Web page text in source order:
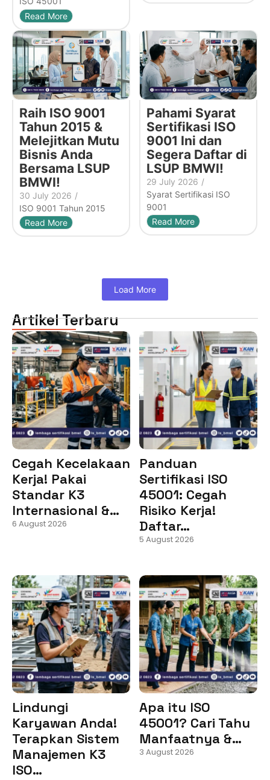
Read More
Raih ISO 9001
Tahun 2015 &
Melejitkan Mutu
Bisnis Anda
Bersama LSUP
BMWI!
30 July 2026 /
ISO 9001 Tahun 2015
Read More
Pahami Syarat
Sertifikasi ISO
9001 Ini dan
Segera Daftar di
LSUP BMWI!
29 July 2026 /
Syarat Sertifikasi ISO
9001
Read More
Load More
Artikel Terbaru
Cegah Kecelakaan
Kerja! Pakai
Standar K3
Internasional &…
6 August 2026
Panduan
Sertifikasi ISO
45001: Cegah
Risiko Kerja!
Daftar…
5 August 2026
Lindungi
Karyawan Anda!
Terapkan Sistem
Manajemen K3
ISO…
Apa itu ISO
45001? Cari Tahu
Manfaatnya &…
3 August 2026